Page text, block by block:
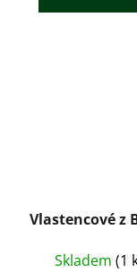
Vlastencové z
Skladem (1